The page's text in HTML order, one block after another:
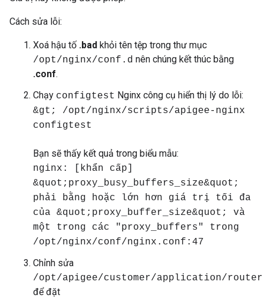
Cách sửa lỗi:
Xoá hậu tố .bad khỏi tên tệp trong thư mục
/opt/nginx/conf.d nên chúng kết thúc bằng
.conf.
Chạy configtest Nginx công cụ hiển thị lý do lỗi:
&gt; /opt/nginx/scripts/apigee-nginx
configtest
Bạn sẽ thấy kết quả trong biểu mẫu:
nginx: [khẩn cấp]
&quot;proxy_busy_buffers_size&quot;
phải bằng hoặc lớn hơn giá trị tối đa
của &quot;proxy_buffer_size&quot; và
một trong các "proxy_buffers" trong
/opt/nginx/conf/nginx.conf:47
Chỉnh sửa
/opt/apigee/customer/application/
để đặt